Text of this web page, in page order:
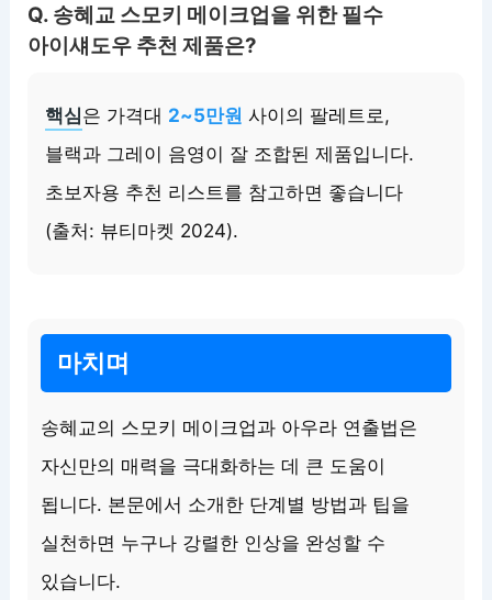
Q. 송혜교 스모키 메이크업을 위한 필수
아이섀도우 추천 제품은?
핵심은 가격대 2~5만원 사이의 팔레트로,
블랙과 그레이 음영이 잘 조합된 제품입니다.
초보자용 추천 리스트를 참고하면 좋습니다
(출처: 뷰티마켓 2024).
마치며
송혜교의 스모키 메이크업과 아우라 연출법은
자신만의 매력을 극대화하는 데 큰 도움이
됩니다. 본문에서 소개한 단계별 방법과 팁을
실천하면 누구나 강렬한 인상을 완성할 수
있습니다.